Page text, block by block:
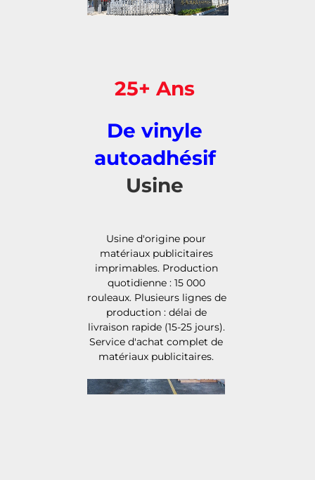
25+ Ans
De vinyle
autoadhésif
Usine
Usine d'origine pour
matériaux publicitaires
imprimables. Production
quotidienne : 15 000
rouleaux. Plusieurs lignes de
production : délai de
livraison rapide (15-25 jours).
Service d'achat complet de
matériaux publicitaires.